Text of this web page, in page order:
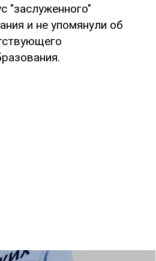
"заслуженного"
и не упомянули об